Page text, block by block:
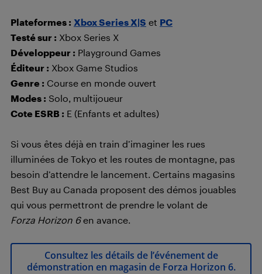
Plateformes : Xbox Series X|S et PC
Testé sur : Xbox Series X
Développeur : Playground Games
Éditeur : Xbox Game Studios
Genre : Course en monde ouvert
Modes : Solo, multijoueur
Cote ESRB : E (Enfants et adultes)
Si vous êtes déjà en train d’imaginer les rues
illuminées de Tokyo et les routes de montagne, pas
besoin d’attendre le lancement. Certains magasins
Best Buy au Canada proposent des démos jouables
qui vous permettront de prendre le volant de
Forza Horizon 6en avance.
Consultez les détails de l’événement de
démonstration en magasin de Forza Horizon 6.